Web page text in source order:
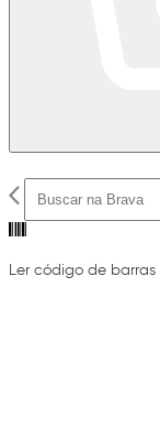
Ler código de barras